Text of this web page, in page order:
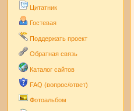
Цитатник
Гостевая
Поддержать проект
Обратная связь
Каталог сайтов
FAQ (вопрос/ответ)
Фотоальбом